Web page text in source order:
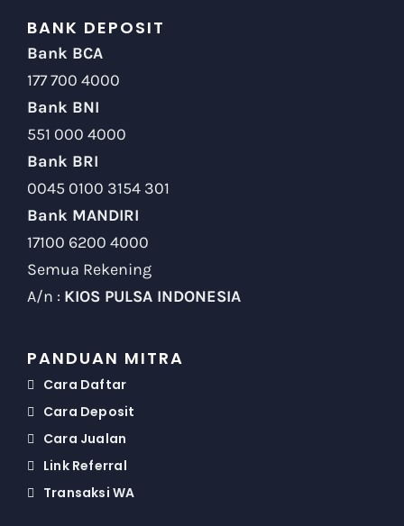
BANK DEPOSIT
Bank BCA
177 700 4000
Bank BNI
551 000 4000
Bank BRI
0045 0100 3154 301
Bank MANDIRI
17100 6200 4000
Semua Rekening
A/n : KIOS PULSA INDONESIA
PANDUAN MITRA
Cara Daftar
Cara Deposit
Cara Jualan
Link Referral
Transaksi WA